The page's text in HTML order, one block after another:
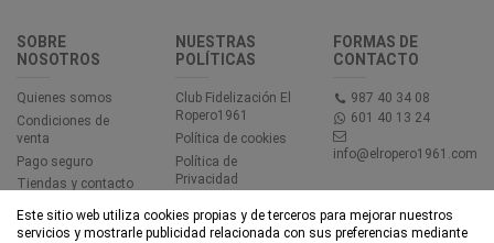
SOBRE
NOSOTROS
Quienes somos
Condiciones de
venta
Pago seguro
Tiendas y contacto
NUESTRAS
POLÍTICAS
Club Fidelización El
Ropero1961
Política de cookies
Política de
Privacidad
Accesibilidad
FORMAS DE
CONTACTO
987 40 34 08
601 40 13 24
info@elropero1961.com
Este sitio web utiliza cookies propias y de terceros para mejorar nuestros
servicios y mostrarle publicidad relacionada con sus preferencias mediante